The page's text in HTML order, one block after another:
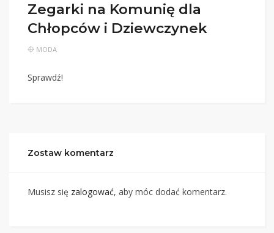
Zegarki na Komunię dla
Chłopców i Dziewczynek
MODA
Sprawdź!
Zostaw komentarz
Musisz się zalogować, aby móc dodać komentarz.